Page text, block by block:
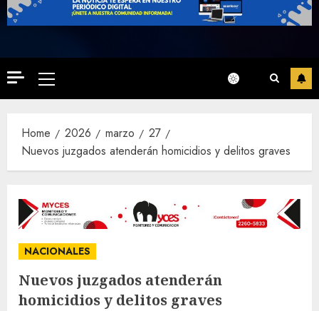
Primary
Menu
Home 2026 marzo
27
Nuevos juzgados atenderán homicidios y delitos graves
NACIONALES
Nuevos juzgados atenderán
homicidios y delitos graves